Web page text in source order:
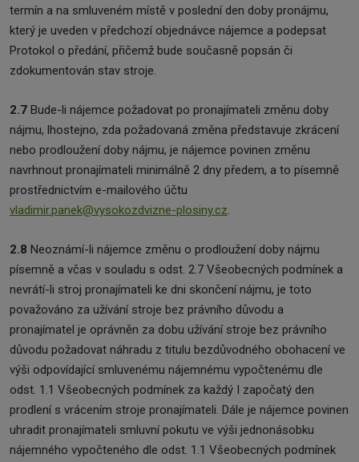
termín a na smluveném místě v poslední den doby pronájmu,
který je uveden v předchozí objednávce nájemce a podepsat
Protokol o předání, přičemž bude současně popsán či
zdokumentován stav stroje.
2.7 Bude-li nájemce požadovat po pronajímateli změnu doby
nájmu, lhostejno, zda požadovaná změna představuje zkrácení
nebo prodloužení doby nájmu, je nájemce povinen změnu
navrhnout pronajímateli minimálně 2 dny předem, a to písemně
prostřednictvím e-mailového účtu
vladimir.panek@vysokozdvizne-plosiny.cz.
2.8 Neoznámí-li nájemce změnu o prodloužení doby nájmu
písemně a včas v souladu s odst. 2.7 Všeobecných podmínek a
nevrátí-li stroj pronajímateli ke dni skončení nájmu, je toto
považováno za užívání stroje bez právního důvodu a
pronajímatel je oprávněn za dobu užívání stroje bez právního
důvodu požadovat náhradu z titulu bezdůvodného obohacení ve
výši odpovídající smluvenému nájemnému vypočtenému dle
odst. 1.1 Všeobecných podmínek za každý I započatý den
prodlení s vrácením stroje pronajímateli. Dále je nájemce povinen
uhradit pronajímateli smluvní pokutu ve výši jednonásobku
nájemného vypočteného dle odst. 1.1 Všeobecných podmínek